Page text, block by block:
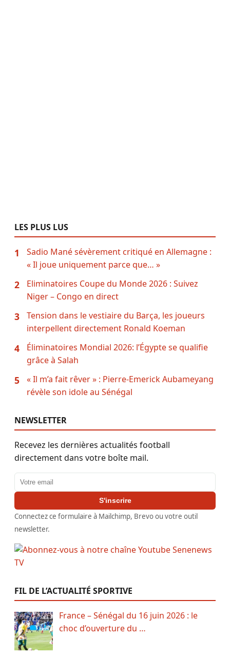
LES PLUS LUS
1
Sadio Mané sévèrement critiqué en Allemagne :
« Il joue uniquement parce que… »
2
Eliminatoires Coupe du Monde 2026 : Suivez
Niger – Congo en direct
3
Tension dans le vestiaire du Barça, les joueurs
interpellent directement Ronald Koeman
4
Éliminatoires Mondial 2026: l’Égypte se qualifie
grâce à Salah
5
« Il m’a fait rêver » : Pierre-Emerick Aubameyang
révèle son idole au Sénégal
NEWSLETTER
Recevez les dernières actualités football
directement dans votre boîte mail.
Adresse email
S'inscrire
Connectez ce formulaire à Mailchimp, Brevo ou votre outil
newsletter.
FIL DE L’ACTUALITÉ SPORTIVE
France – Sénégal du 16 juin 2026 : le
choc d’ouverture du …